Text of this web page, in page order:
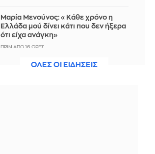
Μαρία Μενούνος: «Κάθε χρόνο η
Ελλάδα μού δίνει κάτι που δεν ήξερα
ότι είχα ανάγκη»
ΠΡΙΝ ΑΠΌ 16 ΏΡΕΣ
Η ξηρασία απειλεί την
ΟΛΕΣ ΟΙ ΕΙΔΗΣΕΙΣ